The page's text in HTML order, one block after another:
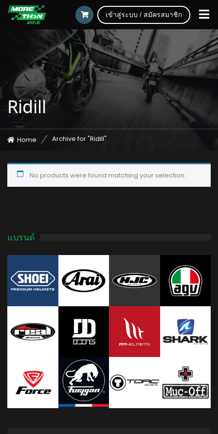
เข้าสู่ระบบ / สมัครสมาชิก
Ridill
Home Archive for "Ridill"
No products were found matching your selection.
แบรนด์